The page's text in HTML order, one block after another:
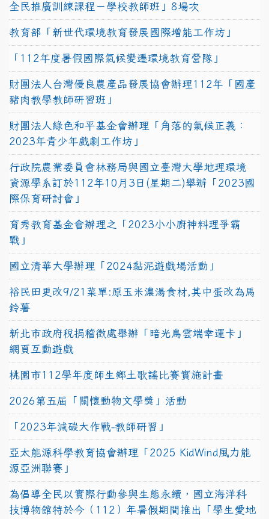
全民推廣訓練課程－學校教師班」8場次
教育部「新世代環境教育發展國際增能工作坊」
「112年度暑假國際氣候變遷環境教育營隊」
財團法人台灣優良農產品發展協會辦理112年「國產
豬肉教學教師研習班」
財團法人綠色和平基金會辦理「角落的氣候正義：
2023年青少年戲劇工作坊」
行政院農業委員會林務局與國立臺灣大學地理環境
資源學系訂於112年10月3日(星期二)舉辦「2023國
際保育研討會」
育秀教育基金會辦理之「2023小小廚神料理爭霸
戰」
國立清華大學辦理「2024黏泥遊戲場活動」
裕民田更改9/21菜單:原玉米濃湯食材,其中蛋改為馬
鈴薯
新北市政府稅捐稽徵處舉辦「暗光鳥雲端幸運卡」
網頁互動遊戲
桃園市112學年度師生鄉土歌謠比賽實施計畫
2026第五屆「關懷動物文學獎」活動
「2023年減碳大作戰-教師研習」
亞太能源科學教育協會辦理「2025 KidWind風力能
源亞洲聯賽」
為倡導全民以實際行動參與生態永續，國立海洋科
技博物館特於今（112）年暑假期間推出「學生愛地